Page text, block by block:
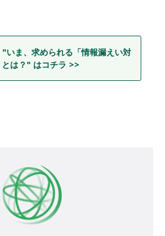
"いま、求められる「情報漏えい対
とは？" はコチラ >>